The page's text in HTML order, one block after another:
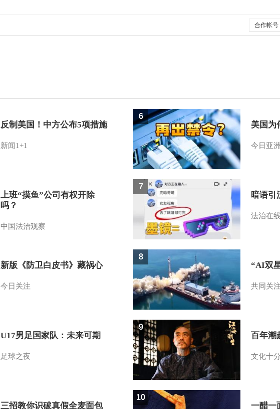
反制美国！中方公布5项措施
新闻1+1
上班“摸鱼”公司有权开除
吗？
中国法治观察
新版《防卫白皮书》藏祸心
今日关注
U17男足国家队：未来可期
足球之夜
三招教你识破真假全麦面包
美国为
今日亚洲
6
暗语引
法治在
7
“AI双
共同关注
8
百年潮
文化十分
9
一醋一
10